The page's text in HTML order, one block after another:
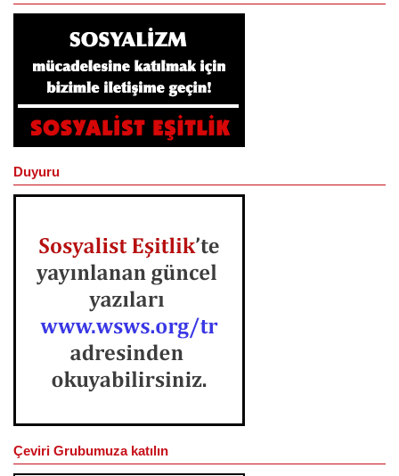
Duyuru
Çeviri Grubumuza katılın